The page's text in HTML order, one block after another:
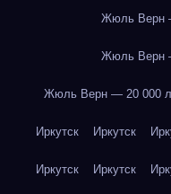
Жюль Верн
Жюль Верн
Жюль Верн — 20 000
Иркутск Иркутск
Иркутск Иркутск